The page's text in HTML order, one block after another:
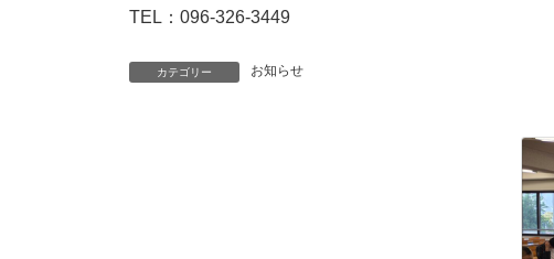
TEL：096-326-3449
カテゴリー お知らせ